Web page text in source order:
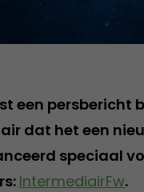
een persbericht
dat het een
speciaal
IntermediairFw.